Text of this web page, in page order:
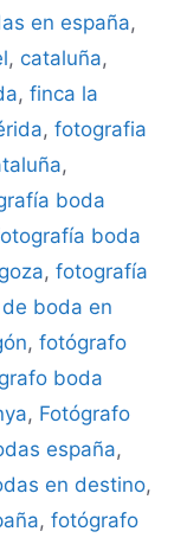
en españa,
, cataluña,
, finca la
, fotografia
,
boda
boda
, fotografía
boda en
, fotógrafo
boda
, Fotógrafo
españa,
en destino,
, fotógrafo